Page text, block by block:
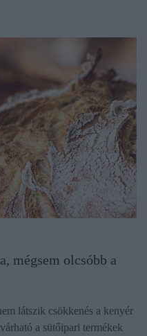
mégsem olcsóbb a
látszik csökkenés a kenyér
a sütőipari termékek